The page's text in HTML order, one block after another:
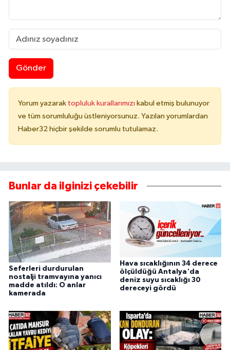
Gönder
Yorum yazarak topluluk kurallarımızı kabul etmiş bulunuyor
ve tüm sorumluluğu üstleniyorsunuz. Yazılan yorumlardan
Haber32 hiçbir şekilde sorumlu tutulamaz.
Bunlar da ilginizi çekebilir
Seferleri durdurulan
nostalji tramvayına yanıcı
madde atıldı: O anlar
kamerada
Hava sıcaklığının 34 derece
ölçüldüğü Antalya'da
deniz suyu sıcaklığı 30
dereceyi gördü